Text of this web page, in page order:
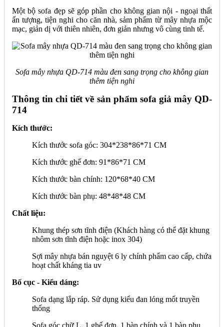
Một bộ sofa đẹp sẽ góp phần cho không gian nội - ngoại thất
ấn tượng, tiện nghi cho căn nhà, sảm phẩm từ mây nhựa mộc
mạc, giản dị với thiên nhiên, đơn giản nhưng vô cùng tinh tế.
Sofa mây nhựa QD-714 màu đen sang trọng cho không gian
thêm tiện nghi
Thông tin chi tiết về sản phẩm sofa giả mây QD-
714
Kích thước:
Kích thước sofa góc: 304*238*86*71 CM
Kích thước ghế đơn: 91*86*71 CM
Kích thước bàn chính: 120*68*40 CM
Kích thước bàn phụ: 48*48*48 CM
Chất liệu:
Khung thép sơn tĩnh điện (Khách hàng có thể đặt khung
nhôm sơn tĩnh điện hoặc inox 304)
Sợi mây nhựa bán nguyệt 6 ly chính phẩm cao cấp, chứa
hoạt chất kháng tia uv
Bố cục - Kiểu dáng:
Sofa dạng lắp ráp. Sử dụng kiểu đan lóng mốt truyền
thống
Sofa góc chữ L, 1 ghế đơn, 1 bàn chính và 1 bàn phụ